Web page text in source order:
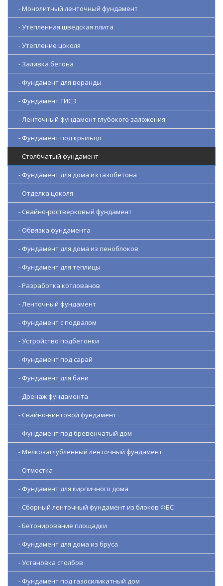
- Монолитный ленточный фундамент
- Утепленная шведская плита
- Утепление цоколя
- Заливка бетона
- Фундамент для веранды
- Фундамент ТИСЭ
- Ленточный фундамент глубокого заложения
- Фундамент под крыльцо
- Столбчатый фундамент
- Фундамент для дома из газобетона
- Отделка цоколя
- Свайно-ростверковый фундамент
- Обвязка фундамента
- Фундамент для дома из пеноблоков
- Фундамент для теплицы
- Разработка котлованов
- Ленточный фундамент
- Фундамент с подвалом
- Устройство подбетонки
- Фундамент под сарай
- Фундамент для бани
- Дренаж фундамента
- Свайно-винтовой фундамент
- Фундамент под бревенчатый дом
- Мелкозаглубленный ленточный фундамент
- Отмостка
- Фундамент для кирпичного дома
- Сборный ленточный фундамент из блоков ФБС
- Бетонирование площадки
- Фундамент для дома из бруса
- Установка столбов
- Фундамент под газосиликатный дом